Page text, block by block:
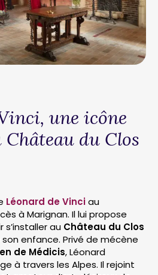
une icône
du Clos
Léonard de Vinciau
à Marignan. Il lui propose
au Château du Clos
enfance. Privé de mécène
de Médicis, Léonard
à travers les Alpes. Il rejoint